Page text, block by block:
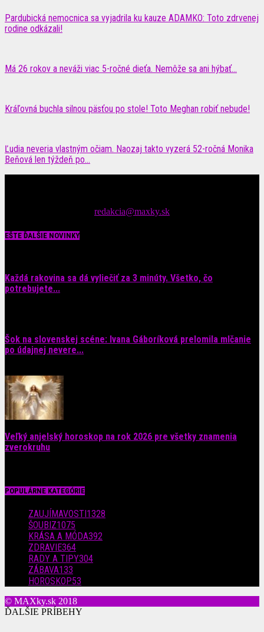
Pardubická nemocnica sa vyjadrila ku kauze ADAMKO: Toto zdrvenej
rodine odkázali!
Má 26 rokov a neváži viac 5-ročné dieťa. Nemôže sa ani hýbať…
Kráľovná buchla silnou päsťou po stole! Toto Meghan robiť nebude!
Ľudia neveria vlastným očiam. Naozaj takto vyzerá 52-ročná Monika
Beňová len týždeň po...
redakcia@maxky.sk
EŠTE ĎALŠIE NOVINKY
Každá rakovina sa dá vyliečiť za 3 minúty. Všetko, čo
potrebujete...
Šok na slovenskej scéne: Ivana Gáboríková prelomila mlčanie
po údajnej nevere...
Veľký anjelský horoskop na rok 2026 pre všetky znamenia
zverokruhu
POPULÁRNE KATEGÓRIE
ZAUJÍMAVOSTI 1328
ŠOUBIZ1075
KRÁSA A MÓDA392
ZDRAVIE364
RADY A TIPY304
ZÁBAVA133
HOROSKOP53
© MAXky.sk 2018
ĎALŠIE PRÍBEHY